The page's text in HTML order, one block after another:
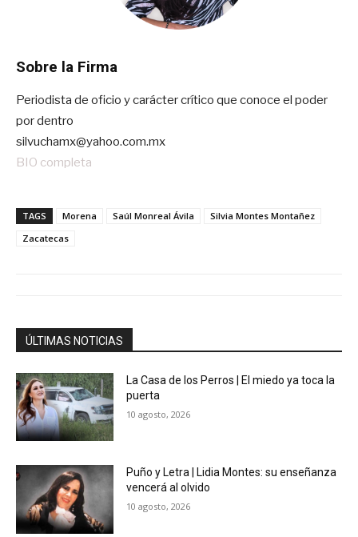
Sobre la Firma
Periodista de oficio y carácter crítico que conoce el poder
por dentro
silvuchamx@yahoo.com.mx
BIO completa
TAGS Morena Saúl Monreal Ávila
Silvia Montes Montañez
Zacatecas
ÚLTIMAS NOTICIAS
La Casa de los Perros | El miedo ya toca la
puerta
10 agosto, 2026
Puño y Letra | Lidia Montes: su enseñanza
vencerá al olvido
10 agosto, 2026